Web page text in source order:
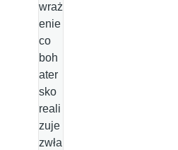
wraż
enie
co
boh
ater
sko
reali
zuje
zwła